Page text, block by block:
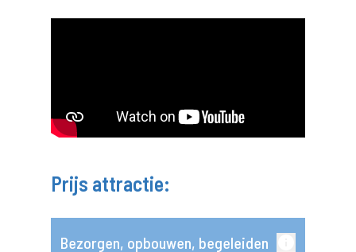
Prijs attractie:
Bezorgen, opbouwen, begeleiden